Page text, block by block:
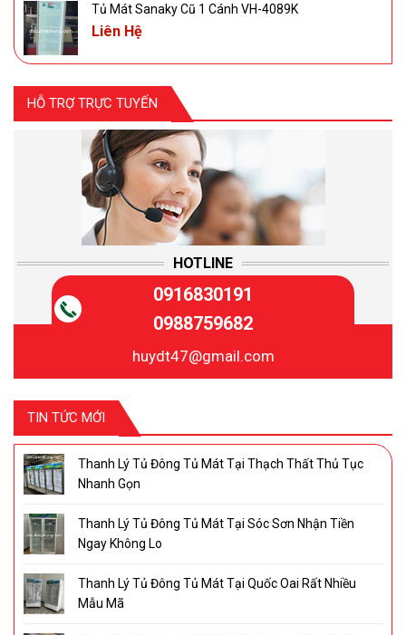
Tủ Mát Sanaky Cũ 1 Cánh VH-4089K
Liên Hệ
HỖ TRỢ TRỰC TUYẾN
HOTLINE
0916830191
0988759682
huydt47@gmail.com
TIN TỨC MỚI
Thanh Lý Tủ Đông Tủ Mát Tại Thạch Thất Thủ Tục
Nhanh Gọn
Thanh Lý Tủ Đông Tủ Mát Tại Sóc Sơn Nhận Tiền
Ngay Không Lo
Thanh Lý Tủ Đông Tủ Mát Tại Quốc Oai Rất Nhiều
Mẫu Mã